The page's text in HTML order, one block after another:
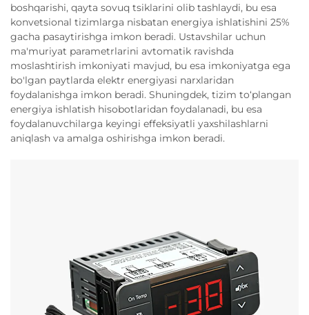
boshqarishi, qayta sovuq tsiklarini olib tashlaydi, bu esa
konvetsional tizimlarga nisbatan energiya ishlatishini 25%
gacha pasaytirishga imkon beradi. Ustavshilar uchun
ma'muriyat parametrlarini avtomatik ravishda
moslashtirish imkoniyati mavjud, bu esa imkoniyatga ega
bo'lgan paytlarda elektr energiyasi narxlaridan
foydalanishga imkon beradi. Shuningdek, tizim to‘plangan
energiya ishlatish hisobotlaridan foydalanadi, bu esa
foydalanuvchilarga keyingi effeksiyatli yaxshilashlarni
aniqlash va amalga oshirishga imkon beradi.